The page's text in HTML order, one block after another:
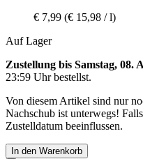
€ 7,99 (€ 15,98 / l)
Auf Lager
Zustellung bis Samstag, 08.
23:59 Uhrbestellst.
Von diesem Artikel sind nur
Nachschub ist unterwegs!
Zustelldatum beeinflussen.
In den Warenkorb